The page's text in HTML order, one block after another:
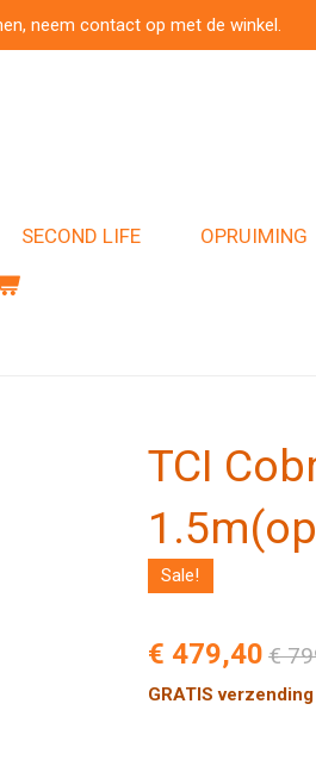
neem contact op met de winkel.
SECOND LIFE OPRUIMING
TCI
Sale!
€ 479,40 €
GRATIS verzending